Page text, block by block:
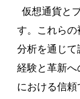
仮想通貨と
す。これら
分析を通じて
経験と革新
における信